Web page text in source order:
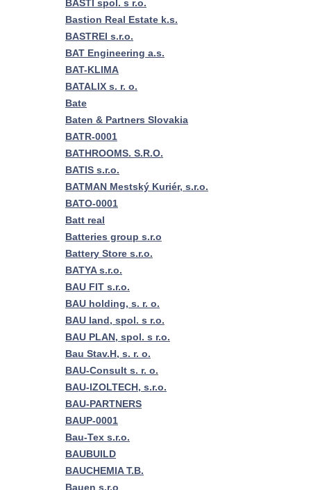
BASTI spol. s r.o.
Bastion Real Estate k.s.
BASTREI s.r.o.
BAT Engineering a.s.
BAT-KLIMA
BATALIX s. r. o.
Bate
Baten & Partners Slovakia
BATR-0001
BATHROOMS. S.R.O.
BATIS s.r.o.
BATMAN Mestský Kuriér, s.r.o.
BATO-0001
Batt real
Batteries group s.r.o
Battery Store s.r.o.
BATYA s.r.o.
BAU FIT s.r.o.
BAU holding, s. r. o.
BAU land, spol. s r.o.
BAU PLAN, spol. s r.o.
Bau Stav.H, s. r. o.
BAU-Consult s. r. o.
BAU-IZOLTECH, s.r.o.
BAU-PARTNERS
BAUP-0001
Bau-Tex s.r.o.
BAUBUILD
BAUCHEMIA T.B.
Bauen s.r.o